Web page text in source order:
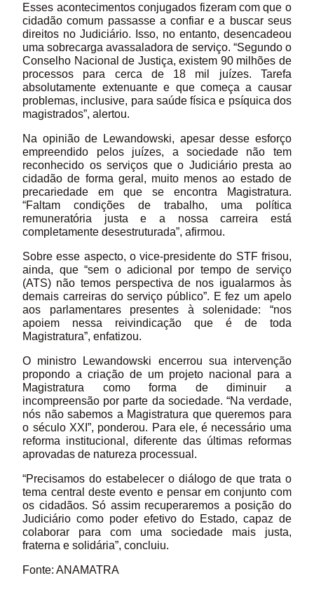
Esses acontecimentos conjugados fizeram com que o
cidadão comum passasse a confiar e a buscar seus
direitos no Judiciário. Isso, no entanto, desencadeou
uma sobrecarga avassaladora de serviço. “Segundo o
Conselho Nacional de Justiça, existem 90 milhões de
processos para cerca de 18 mil juízes. Tarefa
absolutamente extenuante e que começa a causar
problemas, inclusive, para saúde física e psíquica dos
magistrados”, alertou.
Na opinião de Lewandowski, apesar desse esforço
empreendido pelos juízes, a sociedade não tem
reconhecido os serviços que o Judiciário presta ao
cidadão de forma geral, muito menos ao estado de
precariedade em que se encontra Magistratura.
“Faltam condições de trabalho, uma política
remuneratória justa e a nossa carreira está
completamente desestruturada”, afirmou.
Sobre esse aspecto, o vice-presidente do STF frisou,
ainda, que “sem o adicional por tempo de serviço
(ATS) não temos perspectiva de nos igualarmos às
demais carreiras do serviço público”. E fez um apelo
aos parlamentares presentes à solenidade: “nos
apoiem nessa reivindicação que é de toda
Magistratura”, enfatizou.
O ministro Lewandowski encerrou sua intervenção
propondo a criação de um projeto nacional para a
Magistratura como forma de diminuir a
incompreensão por parte da sociedade. “Na verdade,
nós não sabemos a Magistratura que queremos para
o século XXI”, ponderou. Para ele, é necessário uma
reforma institucional, diferente das últimas reformas
aprovadas de natureza processual.
“Precisamos do estabelecer o diálogo de que trata o
tema central deste evento e pensar em conjunto com
os cidadãos. Só assim recuperaremos a posição do
Judiciário como poder efetivo do Estado, capaz de
colaborar para com uma sociedade mais justa,
fraterna e solidária”, concluiu.
Fonte: ANAMATRA